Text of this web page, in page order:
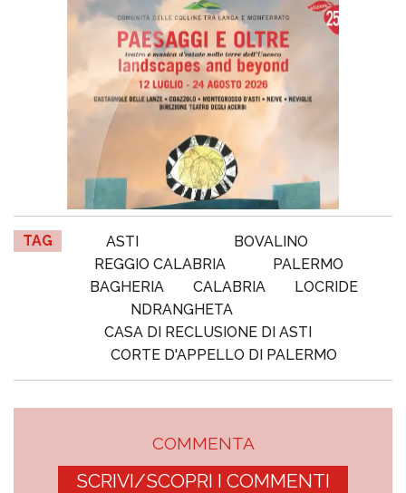
TAG ASTI
BOVALINO
REGGIO CALABRIA
PALERMO
BAGHERIA
CALABRIA
LOCRIDE
NDRANGHETA
CASA DI RECLUSIONE DI ASTI
CORTE D'APPELLO DI PALERMO
COMMENTA
SCRIVI/SCOPRI I COMMENTI